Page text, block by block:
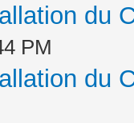
du
PM
du